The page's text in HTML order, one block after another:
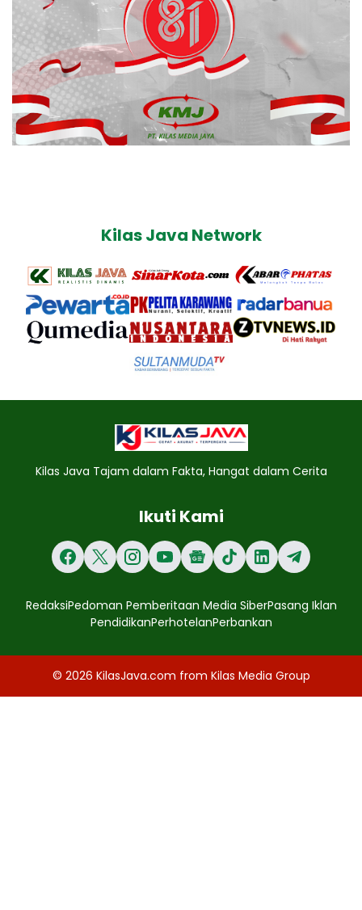
Kilas Java Network
Kilas Java Tajam dalam Fakta, Hangat dalam Cerita
Ikuti Kami
RedaksiPedoman Pemberitaan Media SiberPasang Iklan
PendidikanPerhotelanPerbankan
© 2026 KilasJava.com from Kilas Media Group